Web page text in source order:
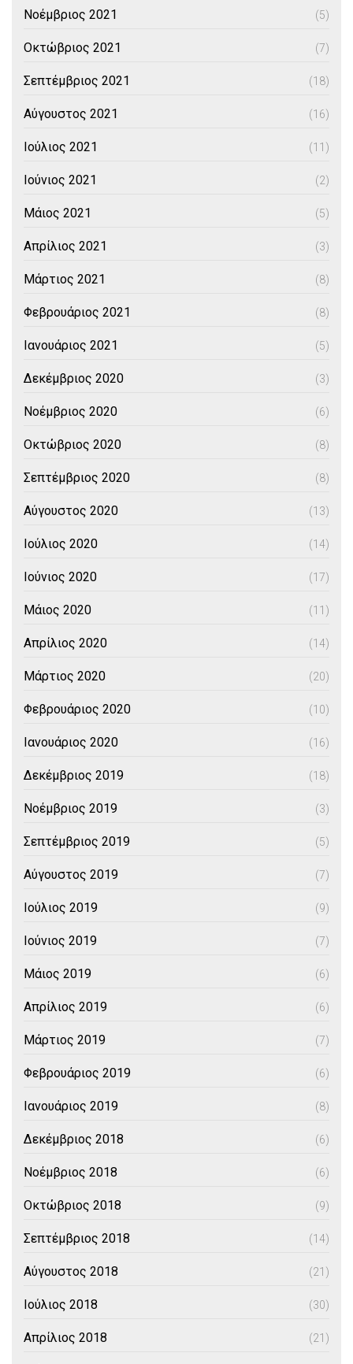
Νοέμβριος 2021 (5)
Οκτώβριος 2021 (7)
Σεπτέμβριος 2021 (18)
Αύγουστος 2021 (16)
Ιούλιος 2021 (11)
Ιούνιος 2021 (2)
Μάιος 2021 (5)
Απρίλιος 2021 (3)
Μάρτιος 2021 (8)
Φεβρουάριος 2021 (8)
Ιανουάριος 2021 (5)
Δεκέμβριος 2020 (3)
Νοέμβριος 2020 (6)
Οκτώβριος 2020 (8)
Σεπτέμβριος 2020 (8)
Αύγουστος 2020 (13)
Ιούλιος 2020 (14)
Ιούνιος 2020 (17)
Μάιος 2020 (11)
Απρίλιος 2020 (14)
Μάρτιος 2020 (20)
Φεβρουάριος 2020 (10)
Ιανουάριος 2020 (16)
Δεκέμβριος 2019 (18)
Νοέμβριος 2019 (3)
Σεπτέμβριος 2019 (5)
Αύγουστος 2019 (7)
Ιούλιος 2019 (9)
Ιούνιος 2019 (7)
Μάιος 2019 (6)
Απρίλιος 2019 (6)
Μάρτιος 2019 (7)
Φεβρουάριος 2019 (6)
Ιανουάριος 2019 (8)
Δεκέμβριος 2018 (6)
Νοέμβριος 2018 (6)
Οκτώβριος 2018 (9)
Σεπτέμβριος 2018 (14)
Αύγουστος 2018 (21)
Ιούλιος 2018 (30)
Απρίλιος 2018 (21)